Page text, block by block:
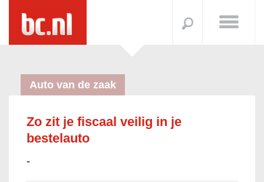
Auto van de zaak
Zo zit je fiscaal veilig in je
bestelauto
-